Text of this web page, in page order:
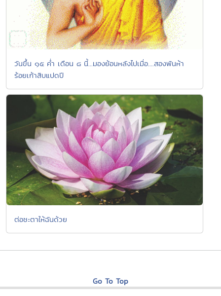
วันขึ้น ๑๕ ค่ำ เดือน ๘ นี้...มองย้อนหลังไปเมื่อ....สองพันห้า
ร้อยเก้าสิบแปดปี
ต่อชะตาให้ฉันด้วย
Go To Top